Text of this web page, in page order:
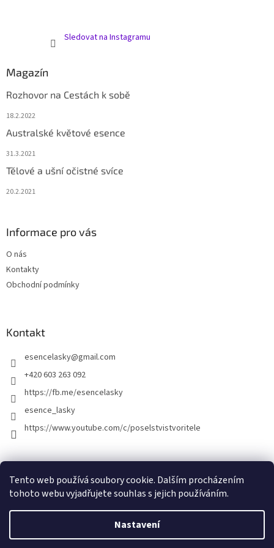
Tento web používá soubory cookie. Dalším procházením
tohoto webu vyjadřujete souhlas s jejich používáním.
Nastavení
Sledovat na Instagramu
Magazín
Rozhovor na Cestách k sobě
18.2.2022
Australské květové esence
31.3.2021
Tělové a ušní očistné svíce
20.2.2021
Informace pro vás
O nás
Kontakty
Obchodní podmínky
Kontakt
esencelasky@gmail.com
+420 603 263 092
https://fb.me/esencelasky
esence_lasky
https://www.youtube.com/c/poselstvistvoritele
Vytvořil Shoptet